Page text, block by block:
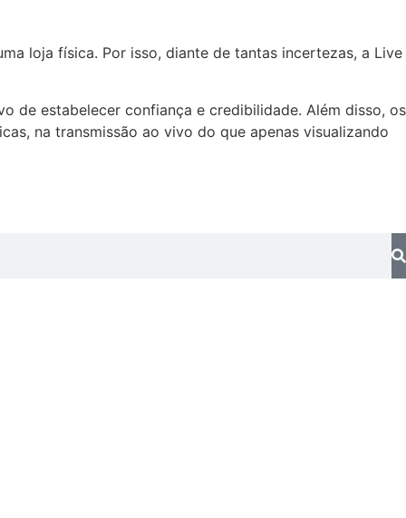
loja física. Por isso, diante de tantas incertezas, a Live
de estabelecer confiança e credibilidade. Além disso, os
na transmissão ao vivo do que apenas visualizando